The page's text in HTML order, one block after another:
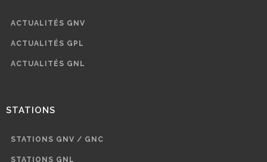
ACTUALITÉS GNV
ACTUALITÉS GPL
ACTUALITÉS GNL
STATIONS
STATIONS GNV / GNC
STATIONS GNL